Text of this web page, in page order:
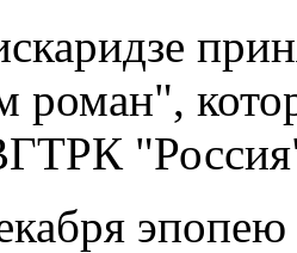
роман",
эпопею